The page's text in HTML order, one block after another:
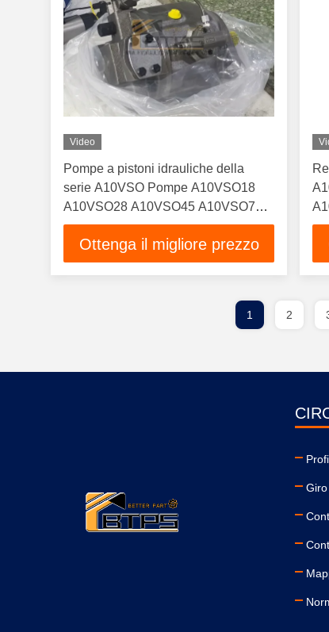
Video
Pompe a pistoni idrauliche della
serie A10VSO Pompe A10VSO18
A10VSO28 A10VSO45 A10VSO71
A10VSO100 A10VSO140
A10VSO18DR/31R-VSC12N00
Ottenga il migliore prezzo
1 2